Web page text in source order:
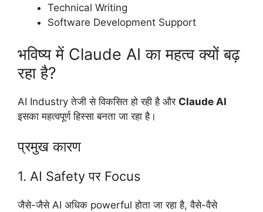
Technical Writing
Software Development Support
भविष्य में Claude AI का महत्व क्यों बढ़
रहा है?
AI Industry तेजी से विकसित हो रही है और Claude AI
इसका महत्वपूर्ण हिस्सा बनता जा रहा है।
प्रमुख कारण
1. AI Safety पर Focus
जैसे-जैसे AI अधिक powerful होता जा रहा है, वैसे-वैसे